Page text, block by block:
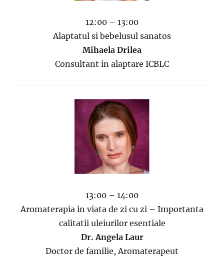
12:00 – 13:00
Alaptatul si bebelusul sanatos
Mihaela Drilea
Consultant in alaptare ICBLC
13:00 – 14:00
Aromaterapia in viata de zi cu zi – Importanta
calitatii uleiurilor esentiale
Dr. Angela Laur
Doctor de familie, Aromaterapeut